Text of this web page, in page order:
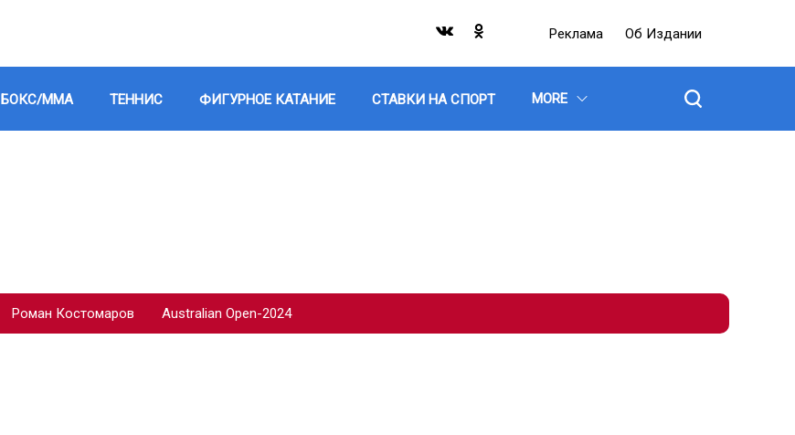
Реклама Об Издании
БОКС/ММА ТЕННИС ФИГУРНОЕ КАТАНИЕ СТАВКИ НА СПОРТ MORE
Роман Костомаров Australian Open-2024